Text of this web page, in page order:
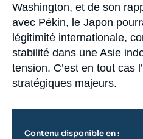
Washington, et de son
avec Pékin, le Japon
légitimité internationale,
stabilité dans une Asie
tension. C’est en tout cas
stratégiques majeurs.
Contenu disponible en :